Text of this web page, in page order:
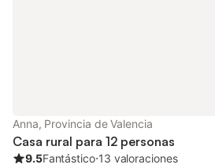
Anna, Provincia de Valencia
Casa rural para 12 personas
9.5Fantástico⋅13 valoraciones